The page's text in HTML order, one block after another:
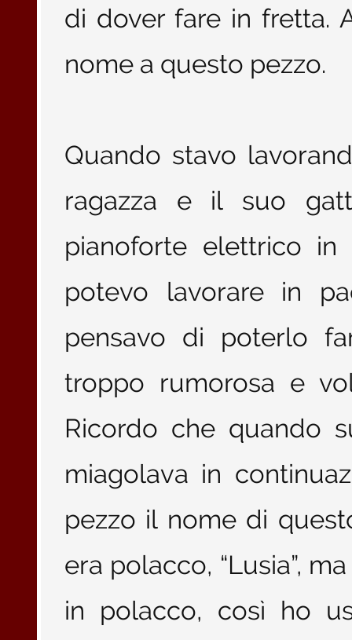
di dover fare in fretta.
nome a questo pezzo.
Quando stavo
ragazza e il suo
pianoforte elettrico
potevo lavorare in
pensavo di poterlo
troppo rumorosa e
Ricordo che quando
miagolava in
pezzo il nome di
era polacco, “Lusia”,
in polacco, così ho